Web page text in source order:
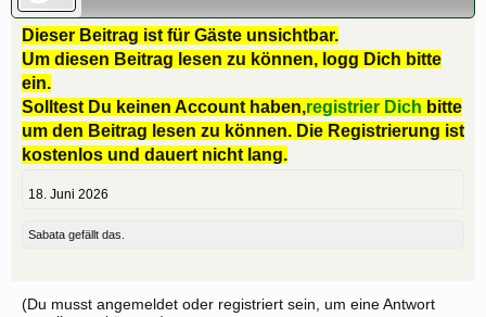
Dieser Beitrag ist für Gäste unsichtbar.
Um diesen Beitrag lesen zu können, logg Dich bitte
ein.
Solltest Du keinen Account haben,registrier Dich bitte
um den Beitrag lesen zu können. Die Registrierung ist
kostenlos und dauert nicht lang.
18. Juni 2026
Sabata gefällt das.
(Du musst angemeldet oder registriert sein, um eine Antwort